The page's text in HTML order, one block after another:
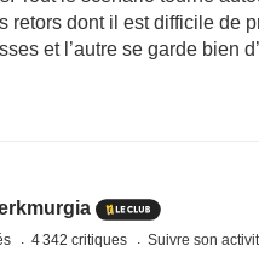
retors dont il est difficile de
et l’autre se garde bien
4 342 critiques Suivre son